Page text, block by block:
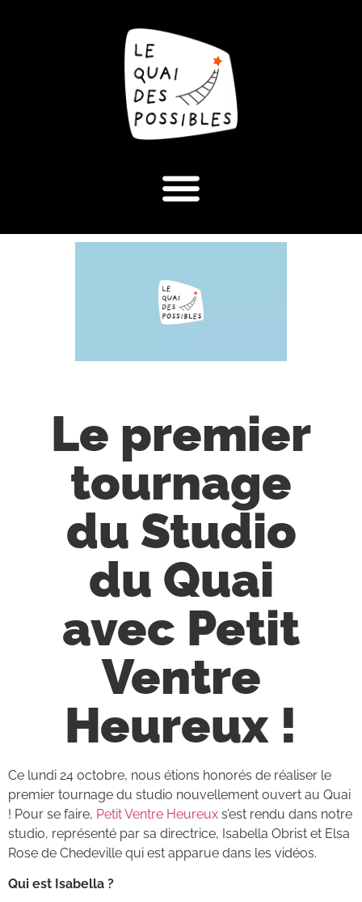
Le premier
tournage
du Studio
du Quai
avec Petit
Ventre
Heureux !
Ce lundi 24 octobre, nous étions honorés de réaliser le
premier tournage du studio nouvellement ouvert au Quai
! Pour se faire, Petit Ventre Heureux s’est rendu dans notre
studio, représenté par sa directrice, Isabella Obrist et Elsa
Rose de Chedeville qui est apparue dans les vidéos.
Qui est Isabella ?